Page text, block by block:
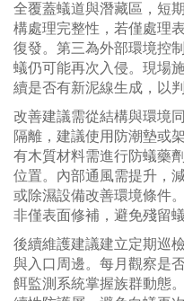
全覆蓋蟻道與潛藏區，短
構處理完整性，若僅處理
復發。第三為外部環境控
蟻仍可能再次入侵。現場
續是否有新泥線生成，以
改善建議需從結構與環境
隔離，建議使用防潮墊或
有木質材料需進行防蟻藥
位置。內部通風需提升，
或除濕設備改善環境條件
非僅表面修補，避免殘留
後續維護建議建立定期巡
與入口周邊。每月觀察是
餌監測系統掌握族群動態